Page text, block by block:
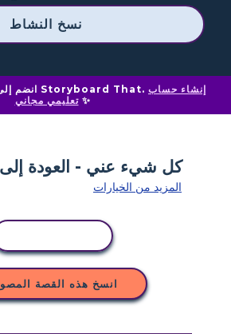
نسخ النشاط
انضم إلى ملايين المعلمين على Storyboard That. إنشاء حساب
تعليمي مجاني✨
المزيد من الخيارات
انسخ هذه القصة